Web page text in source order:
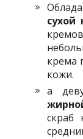
сухой
крема
кожи.
а
скраб